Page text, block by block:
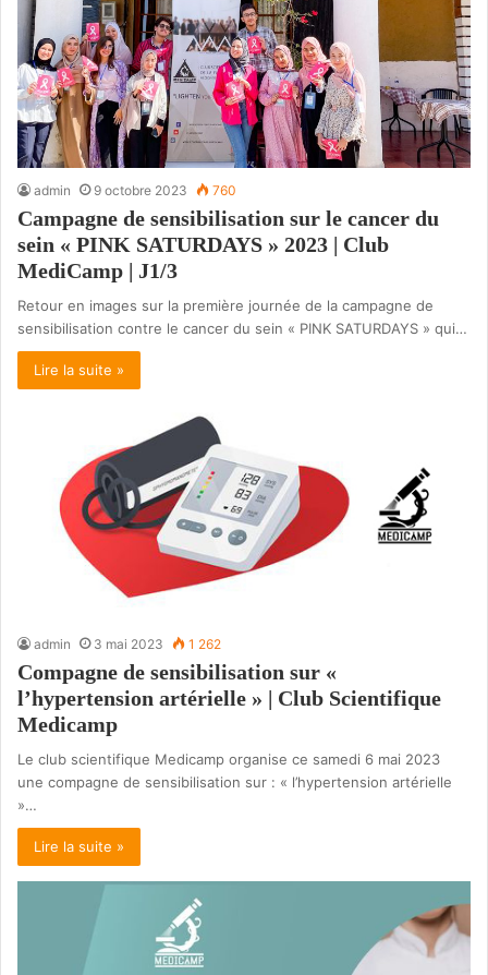
admin 9 octobre 2023 760
Campagne de sensibilisation sur le cancer du
sein « PINK SATURDAYS » 2023 | Club
MediCamp | J1/3
Retour en images sur la première journée de la campagne de
sensibilisation contre le cancer du sein « PINK SATURDAYS » qui…
Lire la suite »
admin 3 mai 2023 1 262
Compagne de sensibilisation sur «
l’hypertension artérielle » | Club Scientifique
Medicamp
Le club scientifique Medicamp organise ce samedi 6 mai 2023
une compagne de sensibilisation sur : « l’hypertension artérielle
»…
Lire la suite »